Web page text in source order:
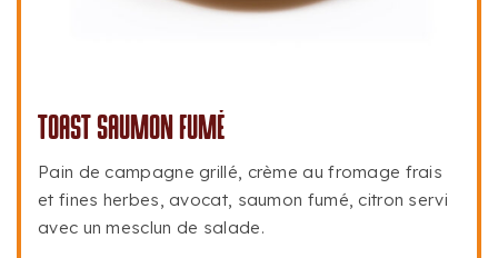
TOAST SAUMON FUMÉ
Pain de campagne grillé, crème au fromage frais
et fines herbes, avocat, saumon fumé, citron servi
avec un mesclun de salade.